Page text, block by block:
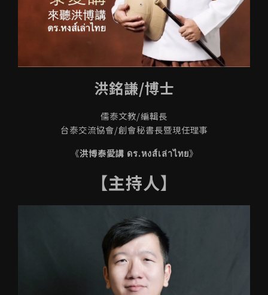
洪銘謙/博士
儒泰文教/編輯長
台泰交流協會/創會秘書長暨現任理事
《洪博泰愛講 ดร.หงส์เล่าไทย》
【主持人】